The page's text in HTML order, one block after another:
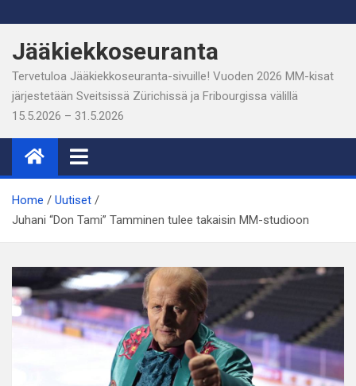
to
content
Jääkiekkoseuranta
Tervetuloa Jääkiekkoseuranta-sivuille! Vuoden 2026 MM-kisat
järjestetään Sveitsissä Zürichissä ja Fribourgissa välillä
15.5.2026 – 31.5.2026
Home
Uutiset
Juhani “Don Tami” Tamminen tulee takaisin MM-studioon